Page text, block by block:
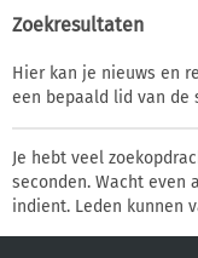
Zoekresultaten
Hier kan je nieuws en
een bepaald lid van de
Je hebt veel
seconden. Wacht even
indient. Leden kunnen